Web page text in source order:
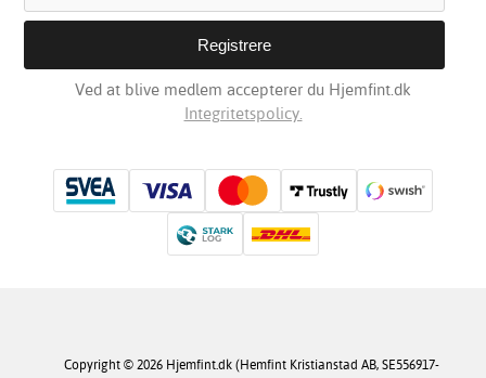
Ved at blive medlem accepterer du Hjemfint.dk
Integritetspolicy.
Copyright © 2026 Hjemfint.dk (Hemfint Kristianstad AB, SE556917-